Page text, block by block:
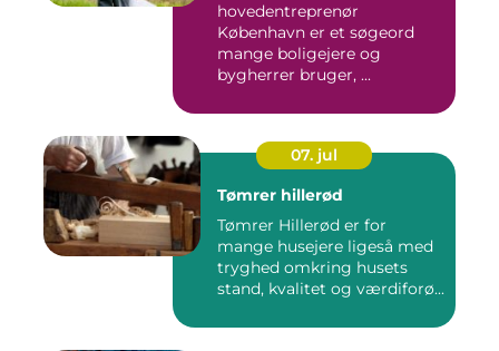
hovedentreprenør
København er et søgeord
mange boligejere og
bygherrer bruger, ...
07. jul
Tømrer hillerød
Tømrer Hillerød er for
mange husejere ligeså med
tryghed omkring husets
stand, kvalitet og værdiforø...